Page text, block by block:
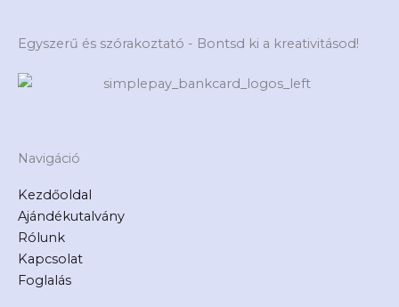
Egyszerű és szórakoztató - Bontsd ki a kreativitásod!
Navigáció
Kezdőoldal
Ajándékutalvány
Rólunk
Kapcsolat
Foglalás